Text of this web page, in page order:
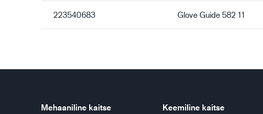
223540683 Glove Guide 582 11
Mehaaniline kaitse Keemiline kaitse